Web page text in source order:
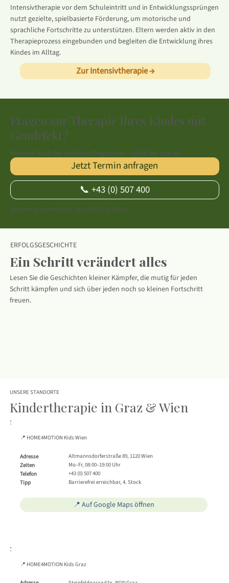
Intensivtherapie vor dem Schuleintritt und in Entwicklungssprüngen
nutzt gezielte, spielbasierte Förderung, um motorische und
sprachliche Fortschritte zu unterstützen. Eltern werden aktiv in den
Therapieprozess eingebunden und begleiten die Entwicklung ihres
Kindes im Alltag.
Zur Intensivtherapie →
Fragen zur Therapie Ihres Kindes mit
Gendefekt?
Hinweis: Auch bei seltenen Diagnosen – rufen Sie uns an.
Jetzt Termin anfragen
📞 +43 (0) 507 400
Kostenlos & unverbindlich · Mo–Fr 08:00–16:00 Uhr
ERFOLGSGESCHICHTE
Ein Schritt verändert alles
Lesen Sie die Geschichten kleiner Kämpfer, die mutig für jeden
Schritt kämpfen und sich über jeden noch so kleinen Fortschritt
freuen.
UNSERE STANDORTE
Kindertherapie in Graz & Wien
📍 HOME4MOTION Kids Wien
Adresse
Zeiten
Telefon
Tipp
Altmannsdorferstraße 89, 1120 Wien
Mo–Fr, 08:00–19:00 Uhr
+43 (0) 507 400
Barrierefrei erreichbar, 4. Stock
📍 Auf Google Maps öffnen
📍 HOME4MOTION Kids Graz